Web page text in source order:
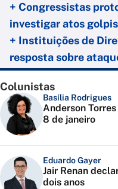
+ Congressistas
investigar atos
+ Instituições de
resposta sobre
Colunistas
Basília Rodrigues
Anderson
8 de janeiro
Eduardo Gayer
Jair Renan
dois anos